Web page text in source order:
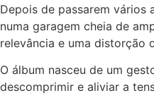
Depois de passarem
numa garagem cheia de
relevância e uma distorção
O álbum nasceu de um
descomprimir e aliviar a